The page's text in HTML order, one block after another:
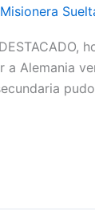
Alemania